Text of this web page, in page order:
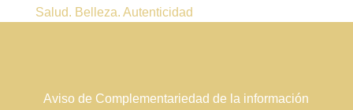
Salud. Belleza. Autenticidad
Aviso de Complementariedad de la información